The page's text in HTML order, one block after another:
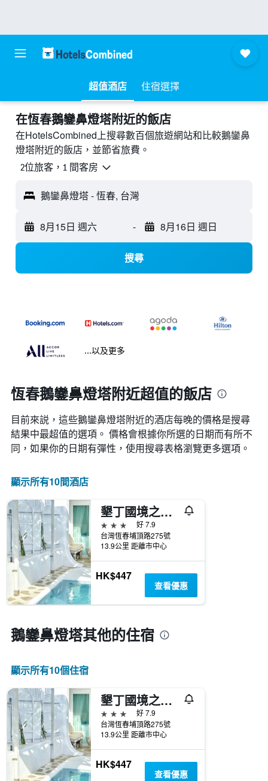
超值酒店 住宿選擇
​在恆春鵝鑾鼻燈塔附近​的飯店
在HotelsCombined上搜尋數百個旅遊網站和比較鵝鑾鼻
燈塔附近的飯店，並節省旅費。
2位旅客，1 間客房
鵝鑾鼻燈塔 - 恆春, 台灣
8月15日 週六 - 8月16日 週日
搜尋
...以及更多
恆春鵝鑾鼻燈塔附近超值的飯店
目前來説，這些鵝鑾鼻燈塔​附近的​酒店每晚的價格是搜尋
結果中最超值的選項。 價格會根據你所選的日期而有所不
同，如果你的日期有彈性，使用搜尋表格瀏覽更多選項。
顯示所有10間酒店
墾丁國境之南設計旅店
3星級
好 7.9
台灣恆春埔頂路275號
13.9公里 距離市中心
HK$447
查看優惠
鵝鑾鼻燈塔​其他的住宿
顯示所有10​個住宿
墾丁國境之南設計旅店
3星級
好 7.9
台灣恆春埔頂路275號
13.9公里 距離市中心
HK$447
查看優惠